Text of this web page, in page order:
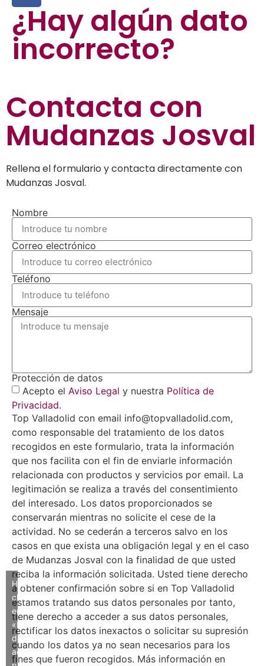
¿Hay algún dato
incorrecto?
Contacta con
Mudanzas Josval
Rellena el formulario y contacta directamente con
Mudanzas Josval.
Nombre
Correo electrónico
Teléfono
Mensaje
Protección de datos
Acepto el Aviso Legal y nuestra Política de
Privacidad.
Top Valladolid con email info@topvalladolid.com,
como responsable del tratamiento de los datos
recogidos en este formulario, trata la información
que nos facilita con el fin de enviarle información
relacionada con productos y servicios por email. La
legitimación se realiza a través del consentimiento
del interesado. Los datos proporcionados se
conservarán mientras no solicite el cese de la
actividad. No se cederán a terceros salvo en los
casos en que exista una obligación legal y en el caso
de Mudanzas Josval con la finalidad de que usted
reciba la información solicitada. Usted tiene derecho
a obtener confirmación sobre si en Top Valladolid
estamos tratando sus datos personales por tanto,
tiene derecho a acceder a sus datos personales,
rectificar los datos inexactos o solicitar su supresión
cuando los datos ya no sean necesarios para los
fines que fueron recogidos. Más información en
Haz
clic
en
«Estoy
de
acuerdo»